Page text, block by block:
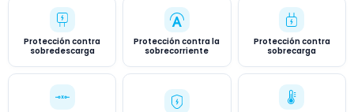
Protección contra
sobredescarga
Protección contra la
sobrecorriente
Protección contra
sobrecarga